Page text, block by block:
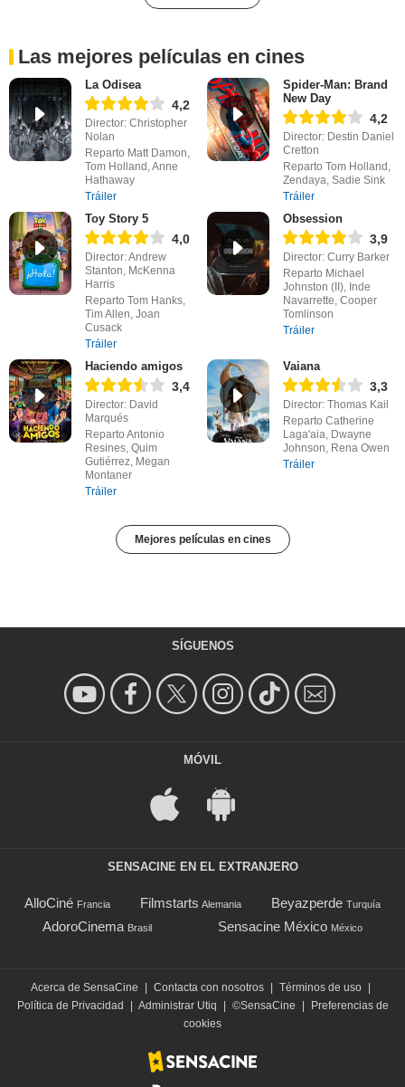
Las mejores películas en cines
La Odisea
4,2
Director: Christopher
Nolan
Reparto Matt Damon,
Tom Holland, Anne
Hathaway
Tráiler
Spider-Man: Brand
New Day
4,2
Director: Destin Daniel
Cretton
Reparto Tom Holland,
Zendaya, Sadie Sink
Tráiler
Toy Story 5
4,0
Director: Andrew
Stanton, McKenna
Harris
Reparto Tom Hanks,
Tim Allen, Joan
Cusack
Tráiler
Obsession
3,9
Director: Curry Barker
Reparto Michael
Johnston (II), Inde
Navarrette, Cooper
Tomlinson
Tráiler
Haciendo amigos
3,4
Director: David
Marqués
Reparto Antonio
Resines, Quim
Gutiérrez, Megan
Montaner
Tráiler
Vaiana
3,3
Director: Thomas Kail
Reparto Catherine
Laga'aia, Dwayne
Johnson, Rena Owen
Tráiler
Mejores películas en cines
SÍGUENOS
MÓVIL
SENSACINE EN EL EXTRANJERO
AlloCiné Francia Filmstarts Alemania Beyazperde Turquía
AdoroCinema Brasil Sensacine México México
Acerca de SensaCine Contacta con nosotros Términos de uso
Política de Privacidad
Administrar Utiq ©SensaCine
Preferencias de
cookies